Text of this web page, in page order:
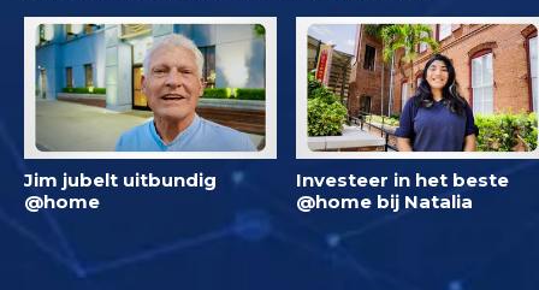
Jim jubelt uitbundig
@home
Investeer in het beste
@home bij Natalia